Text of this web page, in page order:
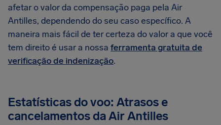
afetar o valor da compensação paga pela Air
Antilles, dependendo do seu caso específico. A
maneira mais fácil de ter certeza do valor a que você
tem direito é usar a nossa ferramenta gratuita de
verificação de indenização.
Estatísticas do voo: Atrasos e
cancelamentos da Air Antilles